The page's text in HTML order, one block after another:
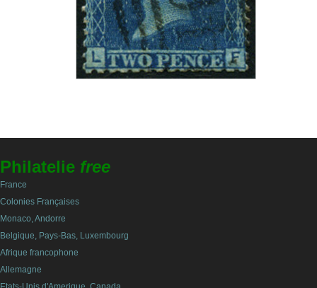
Philatelie free
France
Colonies Françaises
Monaco, Andorre
Belgique, Pays-Bas, Luxembourg
Afrique francophone
Allemagne